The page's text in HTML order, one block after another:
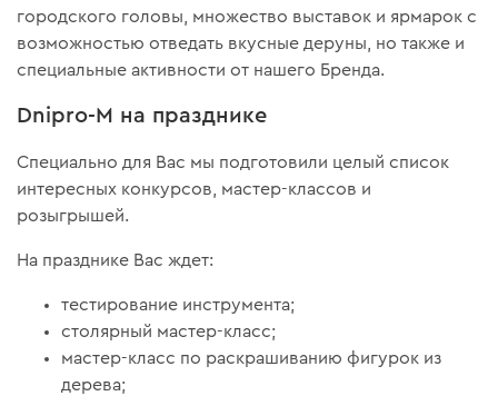
городского головы, множество выставок и ярмарок с
возможностью отведать вкусные деруны, но также и
специальные активности от нашего Бренда.
Dnipro-M на празднике
Специально для Вас мы подготовили целый список
интересных конкурсов, мастер-классов и
розыгрышей.
На празднике Вас ждет:
тестирование инструмента;
столярный мастер-класс;
мастер-класс по раскрашиванию фигурок из
дерева;